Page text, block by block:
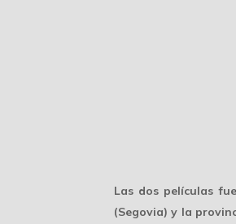
Las dos películas
(Segovia) y la